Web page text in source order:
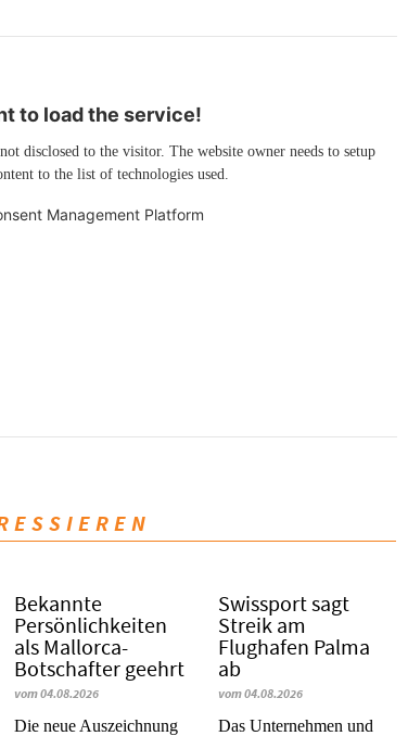
to load the service!
disclosed to the visitor. The website owner needs to setup
to the list of technologies used.
Management Platform
Bekannte
Persönlichkeiten
als Mallorca-
Botschafter geehrt
vom 04.08.2026
Die neue Auszeichnung
Swissport sagt
Streik am
Flughafen Palma
ab
vom 04.08.2026
Das Unternehmen und